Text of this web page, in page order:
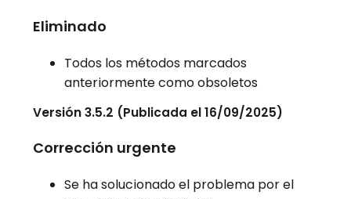
Eliminado
Todos los métodos marcados
anteriormente como obsoletos
Versión 3.5.2 (Publicada el 16/09/2025)
Corrección urgente
Se ha solucionado el problema por el